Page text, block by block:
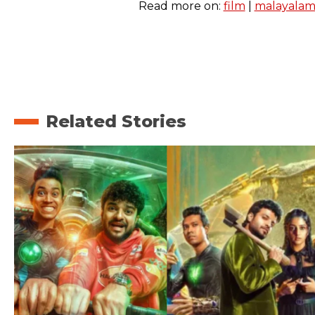
Read more on: film malayalam
Related Stories